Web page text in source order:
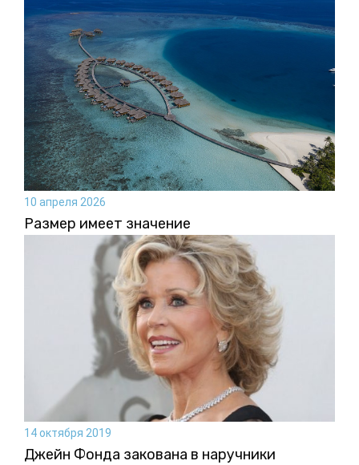
10 апреля 2026
Размер имеет значение
14 октября 2019
Джейн Фонда закована в наручники